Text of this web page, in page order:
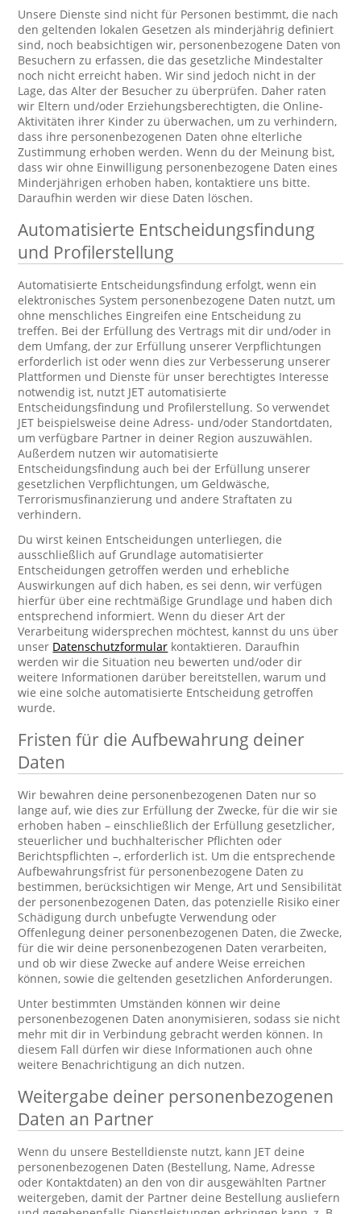
Unsere Dienste sind nicht für Personen bestimmt, die nach
den geltenden lokalen Gesetzen als minderjährig definiert
sind, noch beabsichtigen wir, personenbezogene Daten von
Besuchern zu erfassen, die das gesetzliche Mindestalter
noch nicht erreicht haben. Wir sind jedoch nicht in der
Lage, das Alter der Besucher zu überprüfen. Daher raten
wir Eltern und/oder Erziehungsberechtigten, die Online-
Aktivitäten ihrer Kinder zu überwachen, um zu verhindern,
dass ihre personenbezogenen Daten ohne elterliche
Zustimmung erhoben werden. Wenn du der Meinung bist,
dass wir ohne Einwilligung personenbezogene Daten eines
Minderjährigen erhoben haben, kontaktiere uns bitte.
Daraufhin werden wir diese Daten löschen.
Automatisierte Entscheidungsfindung
und Profilerstellung
Automatisierte Entscheidungsfindung erfolgt, wenn ein
elektronisches System personenbezogene Daten nutzt, um
ohne menschliches Eingreifen eine Entscheidung zu
treffen. Bei der Erfüllung des Vertrags mit dir und/oder in
dem Umfang, der zur Erfüllung unserer Verpflichtungen
erforderlich ist oder wenn dies zur Verbesserung unserer
Plattformen und Dienste für unser berechtigtes Interesse
notwendig ist, nutzt JET automatisierte
Entscheidungsfindung und Profilerstellung. So verwendet
JET beispielsweise deine Adress- und/oder Standortdaten,
um verfügbare Partner in deiner Region auszuwählen.
Außerdem nutzen wir automatisierte
Entscheidungsfindung auch bei der Erfüllung unserer
gesetzlichen Verpflichtungen, um Geldwäsche,
Terrorismusfinanzierung und andere Straftaten zu
verhindern.
Du wirst keinen Entscheidungen unterliegen, die
ausschließlich auf Grundlage automatisierter
Entscheidungen getroffen werden und erhebliche
Auswirkungen auf dich haben, es sei denn, wir verfügen
hierfür über eine rechtmäßige Grundlage und haben dich
entsprechend informiert. Wenn du dieser Art der
Verarbeitung widersprechen möchtest, kannst du uns über
unser Datenschutzformular kontaktieren. Daraufhin
werden wir die Situation neu bewerten und/oder dir
weitere Informationen darüber bereitstellen, warum und
wie eine solche automatisierte Entscheidung getroffen
wurde.
Fristen für die Aufbewahrung deiner
Daten
Wir bewahren deine personenbezogenen Daten nur so
lange auf, wie dies zur Erfüllung der Zwecke, für die wir sie
erhoben haben – einschließlich der Erfüllung gesetzlicher,
steuerlicher und buchhalterischer Pflichten oder
Berichtspflichten –, erforderlich ist. Um die entsprechende
Aufbewahrungsfrist für personenbezogene Daten zu
bestimmen, berücksichtigen wir Menge, Art und Sensibilität
der personenbezogenen Daten, das potenzielle Risiko einer
Schädigung durch unbefugte Verwendung oder
Offenlegung deiner personenbezogenen Daten, die Zwecke,
für die wir deine personenbezogenen Daten verarbeiten,
und ob wir diese Zwecke auf andere Weise erreichen
können, sowie die geltenden gesetzlichen Anforderungen.
Unter bestimmten Umständen können wir deine
personenbezogenen Daten anonymisieren, sodass sie nicht
mehr mit dir in Verbindung gebracht werden können. In
diesem Fall dürfen wir diese Informationen auch ohne
weitere Benachrichtigung an dich nutzen.
Weitergabe deiner personenbezogenen
Daten an Partner
Wenn du unsere Bestelldienste nutzt, kann JET deine
personenbezogenen Daten (Bestellung, Name, Adresse
oder Kontaktdaten) an den von dir ausgewählten Partner
weitergeben, damit der Partner deine Bestellung ausliefern